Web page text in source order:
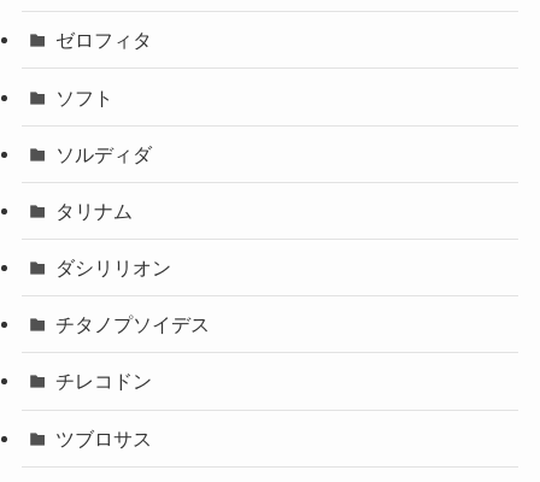
ゼロフィタ
ソフト
ソルディダ
タリナム
ダシリリオン
チタノプソイデス
チレコドン
ツブロサス